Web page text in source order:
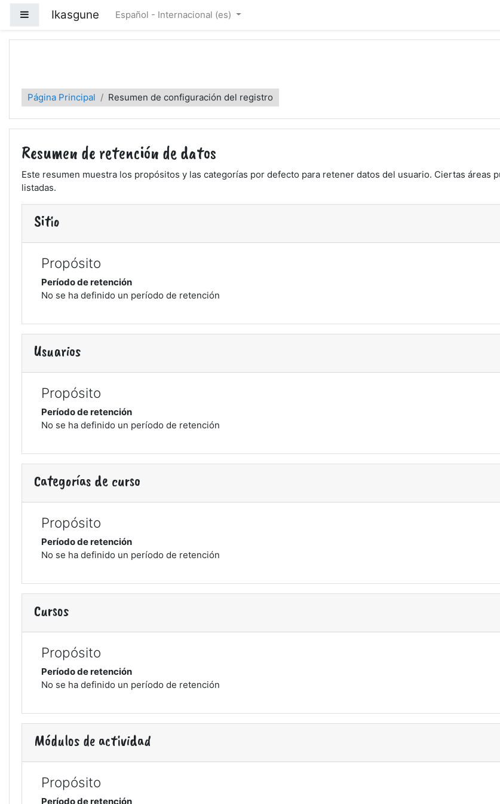
Panel lateral
Ikasgune Español - Internacional ‎(es)‎
Página Principal Resumen de configuración del registro
Resumen de retención de datos
Este resumen muestra los propósitos y las categorías por defecto para retener datos del usuario. Ciertas
listadas.
Sitio
Propósito
Período de retención
No se ha definido un período de retención
Usuarios
Propósito
Período de retención
No se ha definido un período de retención
Categorías de curso
Propósito
Período de retención
No se ha definido un período de retención
Cursos
Propósito
Período de retención
No se ha definido un período de retención
Módulos de actividad
Propósito
Período de retención